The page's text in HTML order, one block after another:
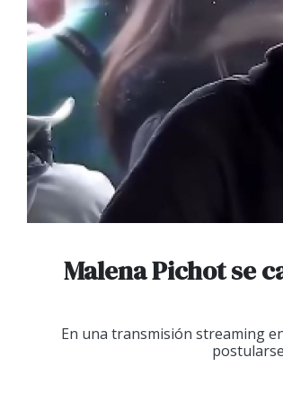
Malena Pichot se
En una transmisión streaming